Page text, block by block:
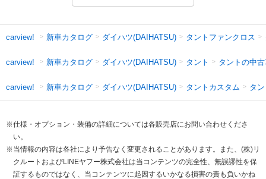
carview! 新車カタログ ダイハツ(DAIHATSU) タントファンクロス
carview! 新車カタログ ダイハツ(DAIHATSU) タント タントの中
carview! 新車カタログ ダイハツ(DAIHATSU) タントカスタム タ
※仕様・オプション・装備の詳細については各販売店にお問い合わせくださ
い。
※当情報の内容は各社により予告なく変更されることがあります。また、(株)リ
クルートおよびLINEヤフー株式会社は当コンテンツの完全性、無誤謬性を保
証するものではなく、当コンテンツに起因するいかなる損害の責も負いかね